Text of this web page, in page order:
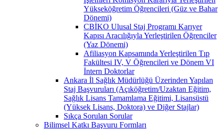
Yükseköğretim Öğrencileri (Güz ve Bahar
Dönemi)
CBİKO Ulusal Staj Programı Karıyer
Kapısı Aracılığıyla Yerleştirilen Öğrenciler
(Yaz Dönemi)
Afiliasyon Kapsamında Yerleştirilen Tıp
Fakültesi IV, V Öğrencileri ve Dönem VI
İntern Doktorlar
Ankara İl Sağlık Müdürlüğü Üzerinden Yapılan
Staj Başvuruları (Açıköğretim/Uzaktan Eğitim,
Sağlık Lisans Tamamlama Eğitimi, Lisansüstü
(Yüksek Lisans, Doktora) ve Diğer Stajlar)
Sıkça Sorulan Sorular
Bilimsel Katkı Başvuru Formları